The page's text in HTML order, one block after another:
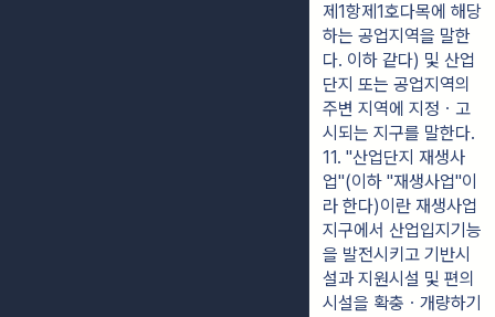
제1항제1호다목에 해당
하는 공업지역을 말한
다. 이하 같다) 및 산업
단지 또는 공업지역의
주변 지역에 지정ㆍ고
시되는 지구를 말한다.
11. "산업단지 재생사
업"(이하 "재생사업"이
라 한다)이란 재생사업
지구에서 산업입지기능
을 발전시키고 기반시
설과 지원시설 및 편의
시설을 확충ㆍ개량하기